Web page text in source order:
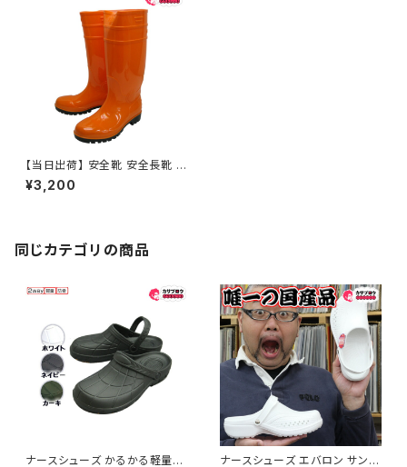
【当日出荷】 安全靴 安全長靴 ワ
ークシューズ 鋼製先芯 メンズ
アスユニ PVC 入 先芯 シモン s
¥3,200
同じカテゴリの商品
ナースシューズ かるかる軽量ク ナースシューズ エバロン サンダ